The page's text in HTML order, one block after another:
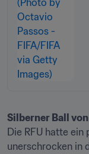
Die RFU hatte ein
unerschrocken in